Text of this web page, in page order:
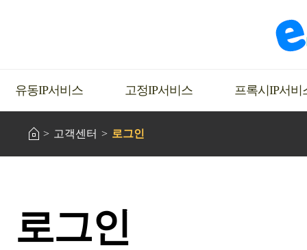
유동IP서비스 고정IP서비스 프록시IP서비
고객센터 로그인
로그인